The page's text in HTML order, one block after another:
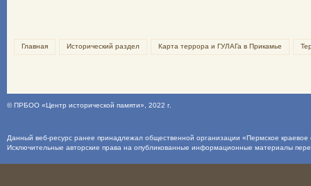
Главная Исторический раздел Карта террора и ГУЛАГа в Прикамье
©ПРБОО «Центр исторической памяти» , 2022 г.
Данный веб-ресурс ранее принадлежал общественной организации «Пермское
Исключительные авторские права на опубликованные информационные материалы